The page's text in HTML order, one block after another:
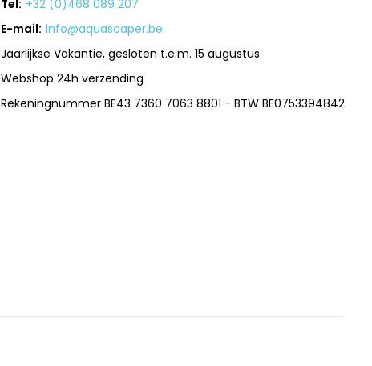
Tel: +32 (0)468 089 207
E-mail: info@aquascaper.be
Jaarlijkse Vakantie, gesloten t.e.m. 15 augustus
Webshop 24h verzending
Rekeningnummer BE43 7360 7063 8801 - BTW BE0753394842